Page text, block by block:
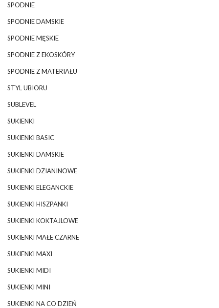
SPODNIE
SPODNIE DAMSKIE
SPODNIE MĘSKIE
SPODNIE Z EKOSKÓRY
SPODNIE Z MATERIAŁU
STYL UBIORU
SUBLEVEL
SUKIENKI
SUKIENKI BASIC
SUKIENKI DAMSKIE
SUKIENKI DZIANINOWE
SUKIENKI ELEGANCKIE
SUKIENKI HISZPANKI
SUKIENKI KOKTAJLOWE
SUKIENKI MAŁE CZARNE
SUKIENKI MAXI
SUKIENKI MIDI
SUKIENKI MINI
SUKIENKI NA CO DZIEŃ